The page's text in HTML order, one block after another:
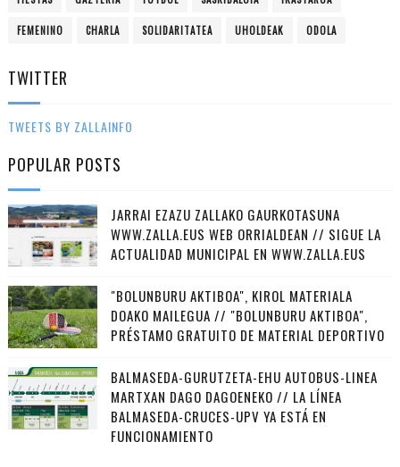
FEMENINO CHARLA SOLIDARITATEA UHOLDEAK ODOLA
TWITTER
TWEETS BY ZALLAINFO
POPULAR POSTS
JARRAI EZAZU ZALLAKO GAURKOTASUNA
WWW.ZALLA.EUS WEB ORRIALDEAN // SIGUE LA
ACTUALIDAD MUNICIPAL EN WWW.ZALLA.EUS
"BOLUNBURU AKTIBOA", KIROL MATERIALA
DOAKO MAILEGUA // "BOLUNBURU AKTIBOA",
PRÉSTAMO GRATUITO DE MATERIAL DEPORTIVO
BALMASEDA-GURUTZETA-EHU AUTOBUS-LINEA
MARTXAN DAGO DAGOENEKO // LA LÍNEA
BALMASEDA-CRUCES-UPV YA ESTÁ EN
FUNCIONAMIENTO